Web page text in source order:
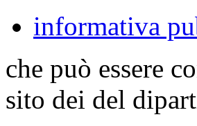
informativa
che può essere
sito dei del